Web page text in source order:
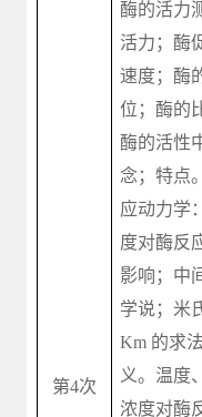
第4次
酶的活力
活力；酶
速度；酶
位；酶的
酶的活性
念；特点
应动力学
度对酶反
影响；中
学说；米
Km 的求
义。温度
浓度对酶